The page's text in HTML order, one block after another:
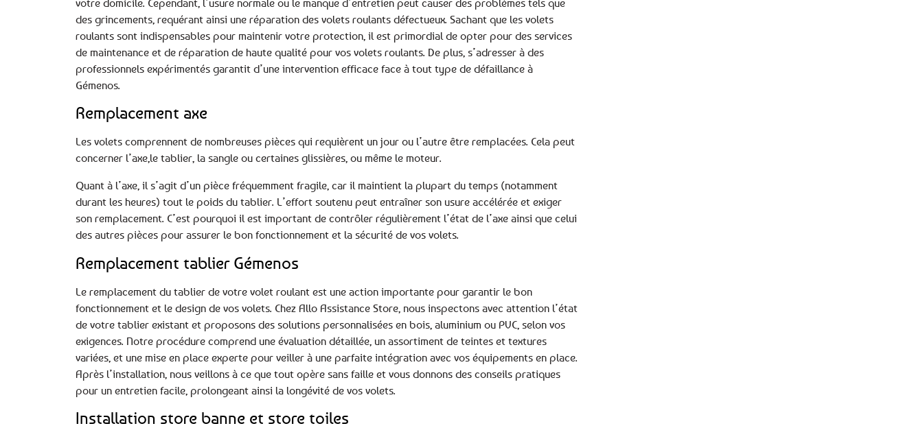
des grincements, requérant ainsi une réparation des volets roulants défectueux. Sachant que les volets
roulants sont indispensables pour maintenir votre protection, il est primordial de opter pour des services
de maintenance et de réparation de haute qualité pour vos volets roulants. De plus, s’adresser à des
professionnels expérimentés garantit d’une intervention efficace face à tout type de défaillance à
Gémenos.
Remplacement axe
Les volets comprennent de nombreuses pièces qui requièrent un jour ou l’autre être remplacées. Cela peut
concerner l’axe,le tablier, la sangle ou certaines glissières, ou même le moteur.
Quant à l’axe, il s’agit d’un pièce fréquemment fragile, car il maintient la plupart du temps (notamment
durant les heures) tout le poids du tablier. L’effort soutenu peut entraîner son usure accélérée et exiger
son remplacement. C’est pourquoi il est important de contrôler régulièrement l’état de l’axe ainsi que celui
des autres pièces pour assurer le bon fonctionnement et la sécurité de vos volets.
Remplacement tablier Gémenos
Le remplacement du tablier de votre volet roulant est une action importante pour garantir le bon
fonctionnement et le design de vos volets. Chez Allo Assistance Store, nous inspectons avec attention l’état
de votre tablier existant et proposons des solutions personnalisées en bois, aluminium ou PVC, selon vos
exigences. Notre procédure comprend une évaluation détaillée, un assortiment de teintes et textures
variées, et une mise en place experte pour veiller à une parfaite intégration avec vos équipements en place.
Après l’installation, nous veillons à ce que tout opère sans faille et vous donnons des conseils pratiques
pour un entretien facile, prolongeant ainsi la longévité de vos volets.
Installation store banne et store toiles